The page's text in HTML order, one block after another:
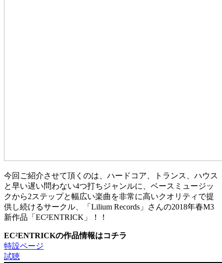
今回ご紹介させて頂くのは、ハードコア、トランス、ハウス
と早い遅い問わない4つ打ちジャンルに、ベースミュージッ
クから2ステップと幅広い楽曲を非常に高いクオリティで提
供し続けるサークル、「Lilium Records」さんの2018年春M3
新作品「EC²ENTRICK」！！
EC²ENTRICKの作品情報はコチラ
特設ページ
試聴